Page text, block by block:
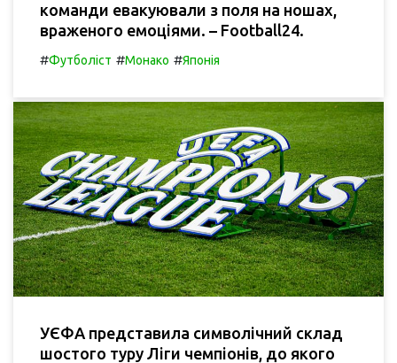
команди евакуювали з поля на ношах,
враженого емоціями. – Football24.
#Футболіст #Монако #Японія
УЄФА представила символічний склад
шостого туру Ліги чемпіонів, до якого